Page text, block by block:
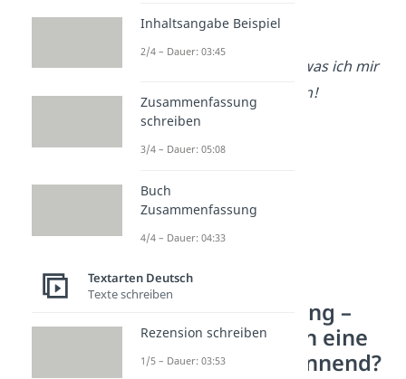
Überschrift
beziehen.
, was ich mir
hätte wünschen können!
Erlebniserzählung –
Wie schreibe ich eine
Geschichte spannend?
Inhaltsangabe Beispiel
2/4 – Dauer: 03:45
Zusammenfassung
schreiben
3/4 – Dauer: 05:08
Buch
Zusammenfassung
4/4 – Dauer: 04:33
Textarten Deutsch
Texte schreiben
Rezension schreiben
1/5 – Dauer: 03:53